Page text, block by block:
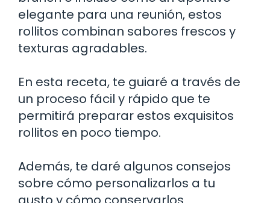
elegante para una reunión, estos
rollitos combinan sabores frescos y
texturas agradables.
En esta receta, te guiaré a través de
un proceso fácil y rápido que te
permitirá preparar estos exquisitos
rollitos en poco tiempo.
Además, te daré algunos consejos
sobre cómo personalizarlos a tu